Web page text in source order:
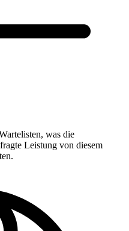
was die
Leistung von diesem